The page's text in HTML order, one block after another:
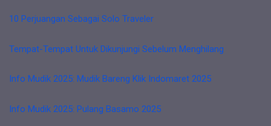
10 Perjuangan Sebagai Solo Traveler
Tempat-Tempat Untuk Dikunjungi Sebelum Menghilang
Info Mudik 2025: Mudik Bareng Klik Indomaret 2025
Info Mudik 2025: Pulang Basamo 2025